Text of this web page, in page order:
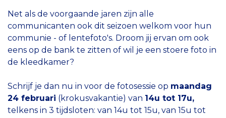
Net als de voorgaande jaren zijn alle
communicanten ook dit seizoen welkom voor hun
communie - of lentefoto's. Droom jij ervan om ook
eens op de bank te zitten of wil je een stoere foto in
de kleedkamer?
Schrijf je dan nu in voor de fotosessie op maandag
24 februari (krokusvakantie) van 14u tot 17u,
telkens in 3 tijdsloten: van 14u tot 15u, van 15u tot